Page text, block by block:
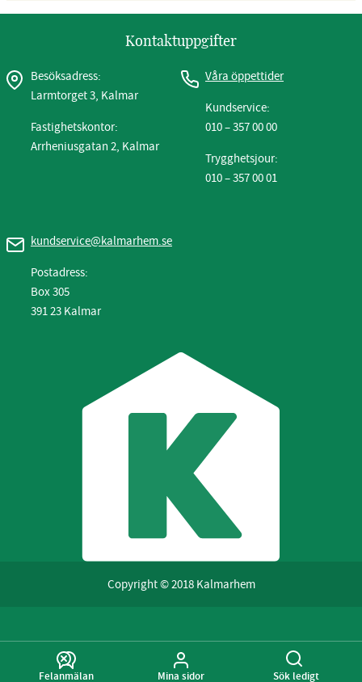
Kontaktuppgifter
Besöksadress:
Larmtorget 3, Kalmar
Fastighetskontor:
Arrheniusgatan 2, Kalmar
Våra öppettider
Kundservice:
010 – 357 00 00
Trygghetsjour:
010 – 357 00 01
kundservice@kalmarhem.se
Postadress:
Box 305
391 23 Kalmar
Copyright © 2018 Kalmarhem
Felanmälan Mina sidor Sök ledigt